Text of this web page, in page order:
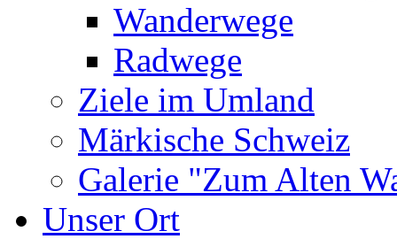
Wanderwege
Radwege
Ziele im Umland
Märkische Schweiz
Galerie "Zum Alten
Unser Ort